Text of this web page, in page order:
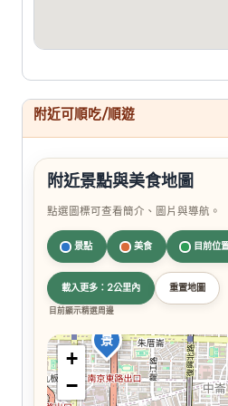
附近可順吃/順遊
附近景點與美食地圖
點選圖標可查看簡介、圖片與導航。
景點 美食 目前位
載入更多：2公里內 重置地圖
目前顯示精選周邊
景
+
−